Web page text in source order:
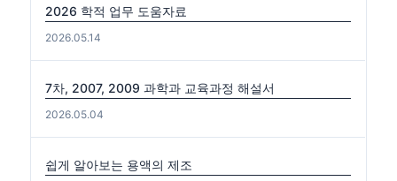
2026 학적 업무 도움자료
2026.05.14
7차, 2007, 2009 과학과 교육과정 해설서
2026.05.04
쉽게 알아보는 용액의 제조